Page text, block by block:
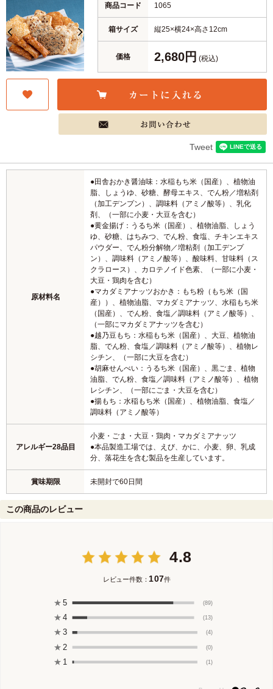
商品コード 1065
箱サイズ 縦25×横24×高さ12cm
価格 2,680円 (税込)
Tweet
原材料名
●田舎おかき醤油味：水稲もち米（国産）、植物油
脂、しょうゆ、砂糖、酵母エキス、でん粉／増粘剤
（加工デンプン）、調味料（アミノ酸等）、乳化
剤、（一部に小麦・大豆を含む）
●黄金揚げ：うるち米（国産）、植物油脂、しょう
ゆ、砂糖、はちみつ、でん粉、食塩、チキンエキス
パウダー、でん粉分解物／増粘剤（加工デンプ
ン）、調味料（アミノ酸等）、酸味料、甘味料（ス
クラロース）、カロテノイド色素、（一部に小麦・
大豆・鶏肉を含む）
●マカダミアナッツおかき：もち粉（もち米（国
産））、植物油脂、マカダミアナッツ、水稲もち米
（国産）、でん粉、食塩／調味料（アミノ酸等）、
（一部にマカダミアナッツを含む）
●越乃豆もち：水稲もち米（国産）、大豆、植物油
脂、でん粉、食塩／調味料（アミノ酸等）、植物レ
シチン、（一部に大豆を含む）
●胡麻せんべい：うるち米（国産）、黒ごま、植物
油脂、でん粉、食塩／調味料（アミノ酸等）、植物
レシチン、（一部にごま・大豆を含む）
●揚もち：水稲もち米（国産）、植物油脂、食塩／
調味料（アミノ酸等）
アレルギー28品目
小麦・ごま・大豆・鶏肉・マカダミアナッツ
●本品製造工場では、えび、かに、小麦、卵、乳成
分、落花生を含む製品を生産しています。
賞味期限 未開封で60日間
この商品のレビュー
4.8
レビュー件数：107件
★ 5 (89)
★ 4 (13)
★ 3 (4)
★ 2 (0)
★ 1 (1)